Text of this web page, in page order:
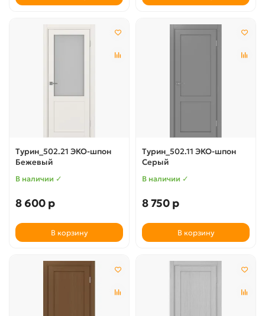
Турин_502.21 ЭКО-шпон
Бежевый
В наличии ✓
8 600 р
В корзину
Турин_502.11 ЭКО-шпон
Серый
В наличии ✓
8 750 р
В корзину